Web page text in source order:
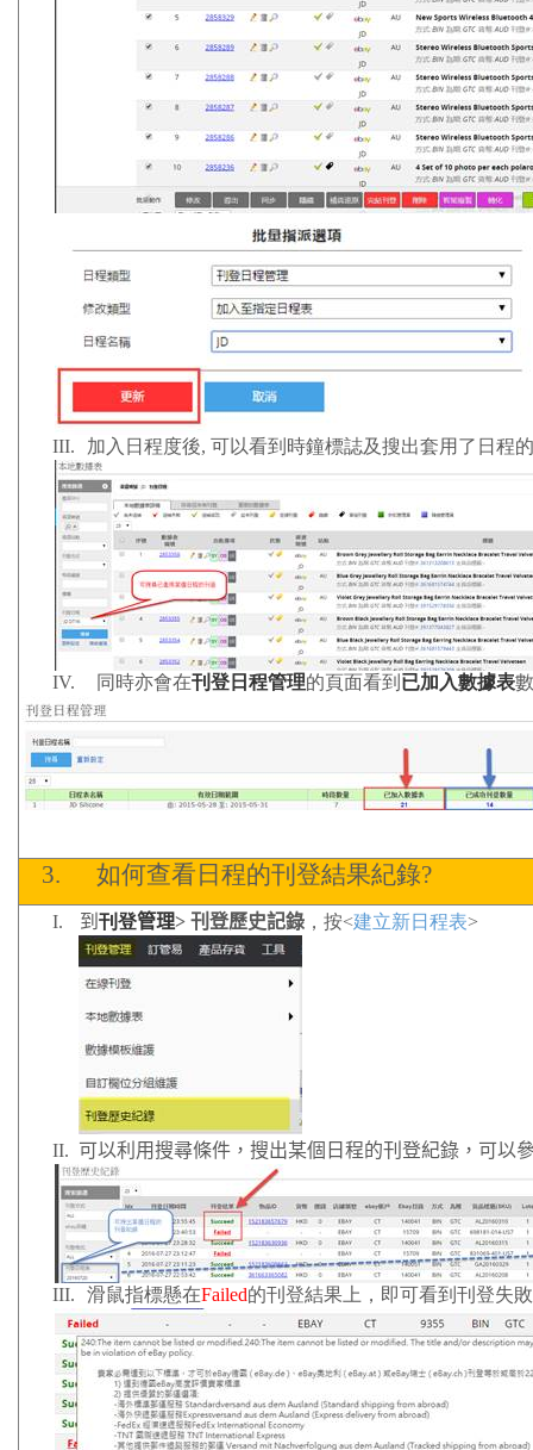
III. 加入日程度後,可以看到時鐘標誌及搜出套用了日程
IV. 同時亦會在刊登日程管理的頁面看到 已加入數據表
3. 如何查看日程的刊登結果紀錄?
I. 到刊登管理>刊登歷史記錄 ，按<建立新日程表>
II. 可以利用搜尋條件，搜出某個日程的刊登紀錄，可以
III. 滑鼠指標懸在Failed的刊登結果上，即可看到刊登失